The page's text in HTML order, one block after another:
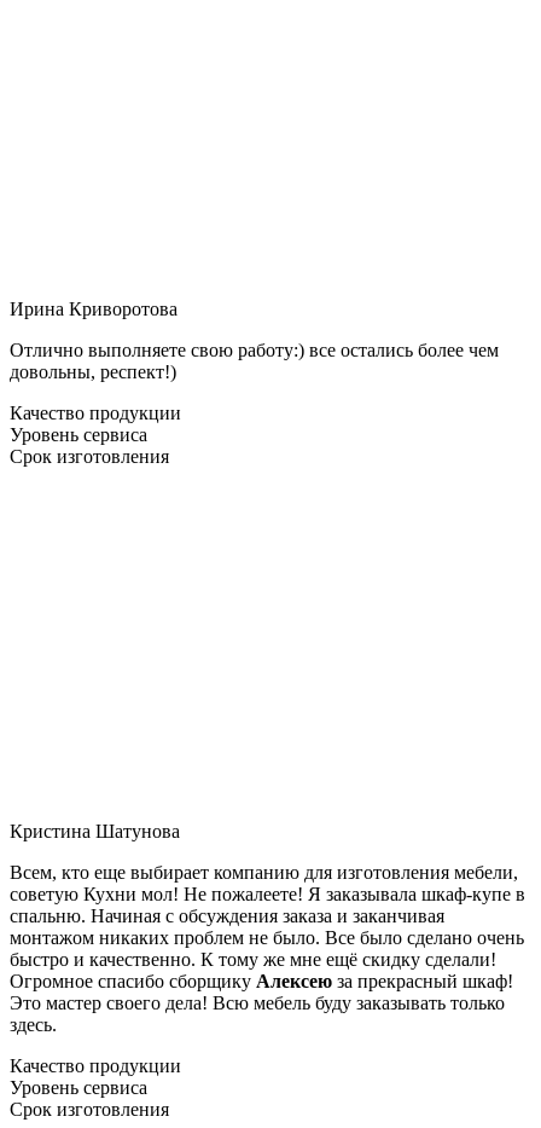
Ирина Криворотова
Отлично выполняете свою работу:) все остались более чем
довольны, респект!)
Качество продукции
Уровень сервиса
Срок изготовления
Кристина Шатунова
Всем, кто еще выбирает компанию для изготовления мебели,
советую Кухни мол! Не пожалеете! Я заказывала шкаф-купе в
спальню. Начиная с обсуждения заказа и заканчивая
монтажом никаких проблем не было. Все было сделано очень
быстро и качественно. К тому же мне ещё скидку сделали!
Огромное спасибо сборщику Алексею за прекрасный шкаф!
Это мастер своего дела! Всю мебель буду заказывать только
здесь.
Качество продукции
Уровень сервиса
Срок изготовления